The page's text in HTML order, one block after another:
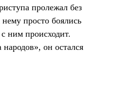
пролежал без
просто боялись
ним происходит.
он остался